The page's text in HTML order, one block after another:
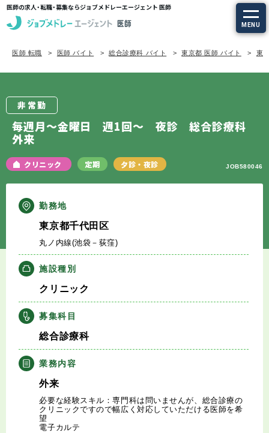
医師の求人・転職・募集ならジョブメドレーエージェント 医師
MENU
求人を探す
定期非常勤の求人
エージェントサービスTOP
サービスの流れ
医師の求人・転職Q&A
知りたい・聞きたい
転職成功事例
医師の転職マニュアル
医師 転職 医師 バイト 総合診療科 バイト 東京都 医師 バイト 東
非常勤
毎週月～金曜日 週1回～ 夜診 総合診療科
外来
クリニック 定期 夕診・夜診 JOB580046
勤務地
東京都千代田区
丸ノ内線(池袋－荻窪)
施設種別
クリニック
募集科目
総合診療科
業務内容
外来
必要な経験スキル：専門科は問いませんが、総合診療の
クリニックですので幅広く対応していただける医師を希
望
電子カルテ